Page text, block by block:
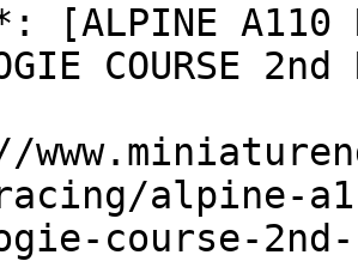
A110
COURSE 2nd
alpine-
course-